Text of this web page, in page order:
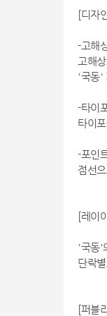
[디자
-고해
고해
'국동'
-타이
타이
-포인
점선
[레이
'국동'
단락
[퍼블